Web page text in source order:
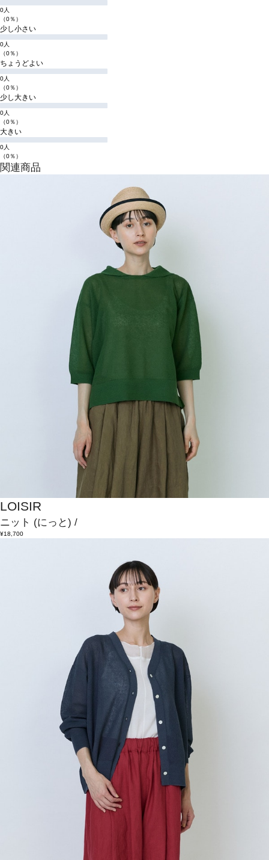
0人
（0％）
少し小さい
0人
（0％）
ちょうどよい
0人
（0％）
少し大きい
0人
（0％）
大きい
0人
（0％）
関連商品
LOISIR
ニット (にっと) /
¥18,700